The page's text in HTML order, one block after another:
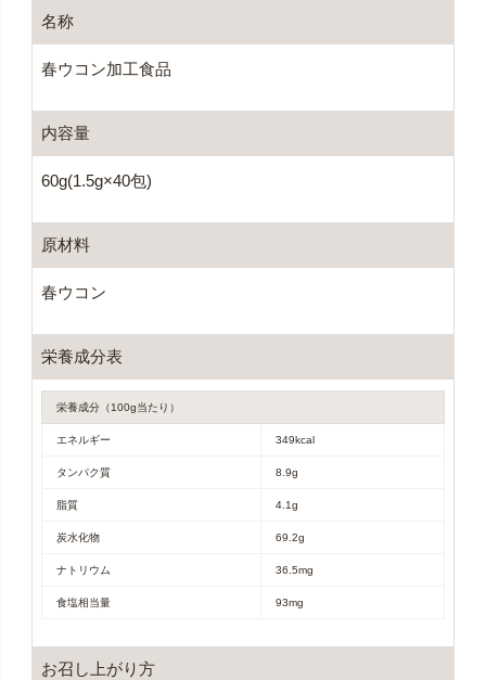
名称
春ウコン加工食品
内容量
60g(1.5g×40包)
原材料
春ウコン
栄養成分表
栄養成分（100g当たり）
エネルギー 349kcal
タンパク質 8.9g
脂質 4.1g
炭水化物 69.2g
ナトリウム 36.5mg
食塩相当量 93mg
お召し上がり方